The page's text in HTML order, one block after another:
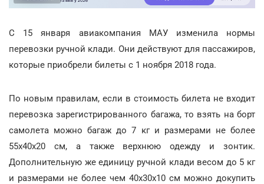
С 15 января авиакомпания МАУ изменила нормы
перевозки ручной клади. Они действуют для пассажиров,
которые приобрели билеты с 1 ноября 2018 года.
По новым правилам, если в стоимость билета не входит
перевозка зарегистрированного багажа, то взять на борт
самолета можно багаж до 7 кг и размерами не более
55х40х20 см, а также верхнюю одежду и зонтик.
Дополнительную же единицу ручной клади весом до 5 кг
и размерами не более чем 40х30х10 см можно докупить